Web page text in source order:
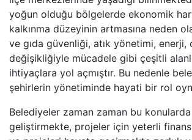
yoğun olduğu bölgelerde ekonomik
kalkınma düzeyinin artmasına neden
ve gıda güvenliği, atık yönetimi, enerji,
değişikliğiyle mücadele gibi çeşitli
ihtiyaçlara yol açmıştır. Bu nedenle
şehirlerin yönetiminde hayati bir rol
Belediyeler zaman zaman bu
geliştirmekte, projeler için yeterli